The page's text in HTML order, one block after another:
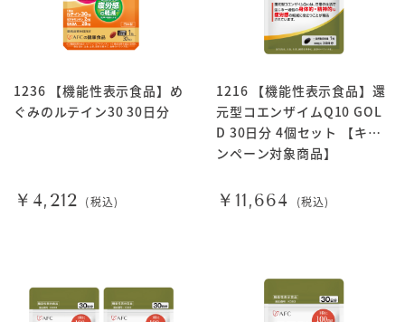
1236 【機能性表示食品】め
ぐみのルテイン30 30日分
￥4,212 (税込)
1216 【機能性表示食品】還
元型コエンザイムQ10 GOL
D 30日分 4個セット 【キャ
ンペーン対象商品】
￥11,664 (税込)